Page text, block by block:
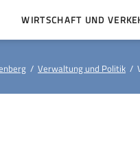
WIRTSCHAFT UND
Verwaltung und Politik